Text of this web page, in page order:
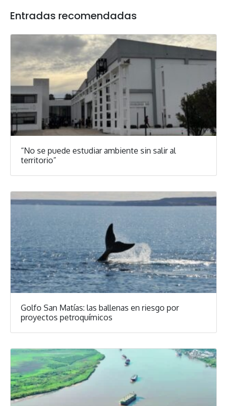
Entradas recomendadas
“No se puede estudiar ambiente sin salir al
territorio”
Golfo San Matías: las ballenas en riesgo por
proyectos petroquímicos